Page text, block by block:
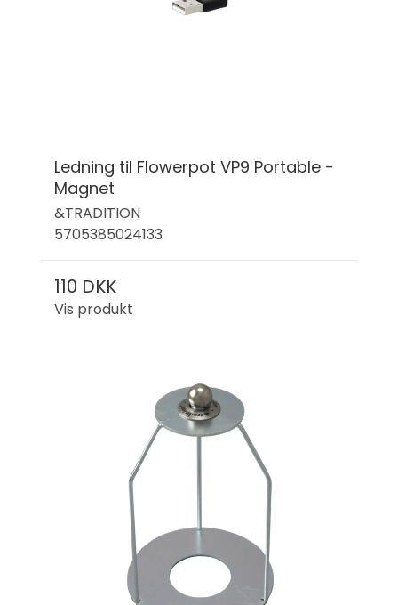
Ledning til Flowerpot VP9 Portable -
Magnet
&TRADITION
5705385024133
110 DKK
Vis produkt